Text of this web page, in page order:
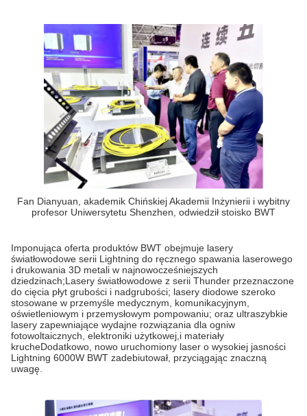
Fan Dianyuan, akademik Chińskiej Akademii Inżynierii i wybitny
profesor Uniwersytetu Shenzhen, odwiedził stoisko BWT
Imponująca oferta produktów BWT obejmuje lasery
światłowodowe serii Lightning do ręcznego spawania laserowego
i drukowania 3D metali w najnowocześniejszych
dziedzinach;Lasery światłowodowe z serii Thunder przeznaczone
do cięcia płyt grubości i nadgrubości; lasery diodowe szeroko
stosowane w przemyśle medycznym, komunikacyjnym,
oświetleniowym i przemysłowym pompowaniu; oraz ultraszybkie
lasery zapewniające wydajne rozwiązania dla ogniw
fotowoltaicznych, elektroniki użytkowej,i materiały
krucheDodatkowo, nowo uruchomiony laser o wysokiej jasności
Lightning 6000W BWT zadebiutował, przyciągając znaczną
uwagę.